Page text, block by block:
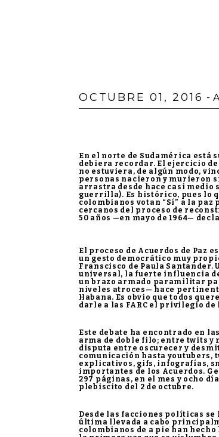
OCTUBRE 01, 2016 -
En el norte de Sudamérica está
debiera recordar. El ejercicio
no estuviera, de algún modo,
personas nacieron y murieron
arrastra desde hace casi medio
guerrilla). Es histórico, pues lo
colombianos votan “Sí” a la
cercanos del proceso de
50 años —en mayo de 1964—
El proceso de Acuerdos de Paz
un gesto democrático muy
Franscisco de Paula Santander.
universal, la fuerte influencia
un brazo armado paramilitar
niveles atroces— hace
Habana. Es obvio que todos
darle a las FARC el privilegio
Este debate ha encontrado en
arma de doble filo; entre twits y
disputa entre oscurecer y
comunicación hasta youtubers,
explicativos, gifs, infografías,
importantes de los Acuerdos.
297 páginas, en el mes y ocho
plebiscito del 2 de octubre.
Desde las facciones políticas se
última llevada a cabo
colombianos de a pie han hecho